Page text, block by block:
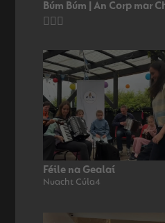
Búm Búm | An Corp mar
👂🏻🥁
Féile na Gealaí
Nuacht Cúla4